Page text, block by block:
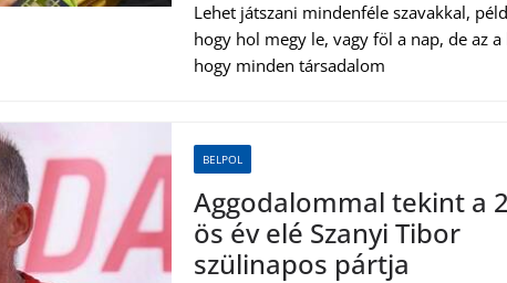
Lehet játszani mindenféle szavakkal,
hogy hol megy le, vagy föl a nap, de az a
hogy minden társadalom
BELPOL
Aggodalommal tekint a
ös év elé Szanyi Tibor
szülinapos pártja